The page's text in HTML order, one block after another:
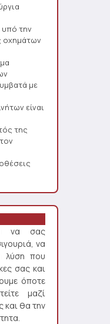
την
οχημάτων
με
είναι
της
να σας
να
λύση που
σας και
όποτε
μαζί
και θα την